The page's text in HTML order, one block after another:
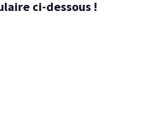
ci-dessous !